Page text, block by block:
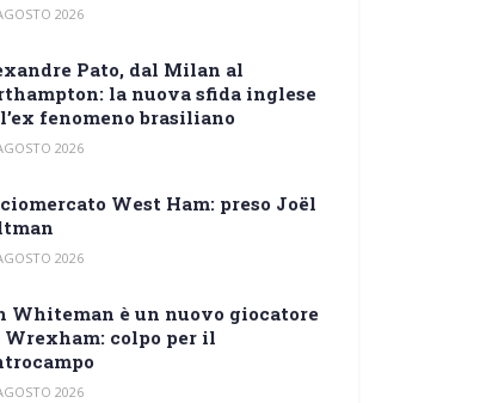
2026
Pato, dal Milan al
la nuova sfida inglese
fenomeno brasiliano
2026
West Ham: preso Joël
2026
Whiteman è un nuovo giocatore
Wrexham: colpo per il
2026